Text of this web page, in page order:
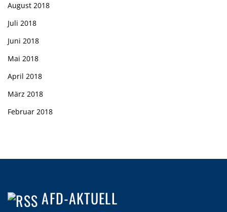
August 2018
Juli 2018
Juni 2018
Mai 2018
April 2018
März 2018
Februar 2018
AFD-AKTUELL